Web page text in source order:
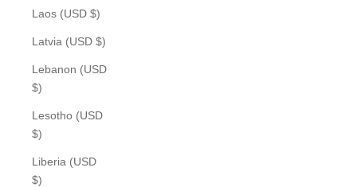
Laos (USD $)
Latvia (USD $)
Lebanon (USD
$)
Lesotho (USD
$)
Liberia (USD
$)